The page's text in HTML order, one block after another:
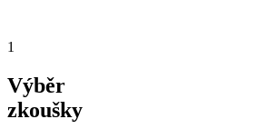
1
Výběr
zkoušky